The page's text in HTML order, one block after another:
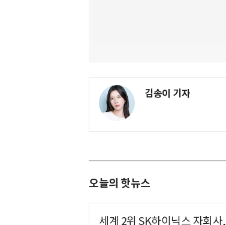
김송이 기자
오늘의 핫뉴스
세계 2위 SK하이닉스 자회